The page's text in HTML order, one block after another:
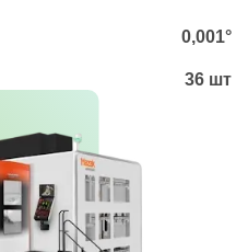
0,001°
36 шт